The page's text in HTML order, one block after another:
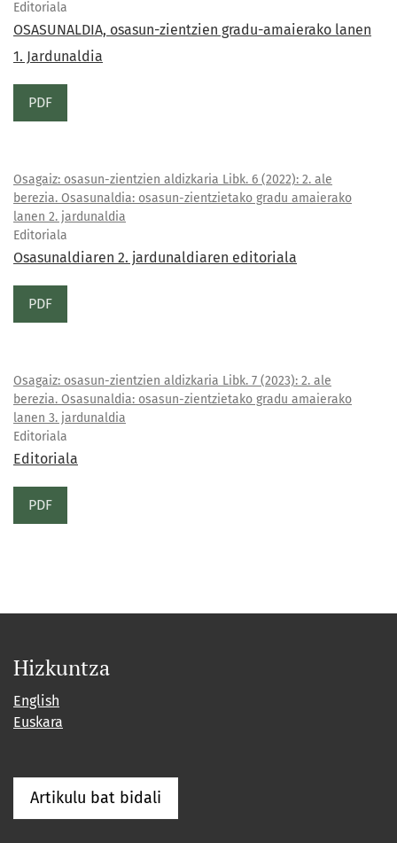
Editoriala
OSASUNALDIA, osasun-zientzien gradu-amaierako lanen
1. Jardunaldia
PDF
Osagaiz: osasun-zientzien aldizkaria Libk. 6 (2022): 2. ale
berezia. Osasunaldia: osasun-zientzietako gradu amaierako
lanen 2. jardunaldia
Editoriala
Osasunaldiaren 2. jardunaldiaren editoriala
PDF
Osagaiz: osasun-zientzien aldizkaria Libk. 7 (2023): 2. ale
berezia. Osasunaldia: osasun-zientzietako gradu amaierako
lanen 3. jardunaldia
Editoriala
Editoriala
PDF
Hizkuntza
English
Euskara
Artikulu bat bidali